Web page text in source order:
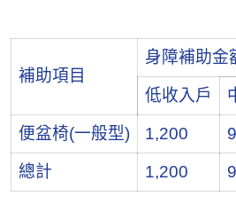
補助項目
身障補助金
低收入戶
便盆椅(一般型) 1,200
總計 1,200